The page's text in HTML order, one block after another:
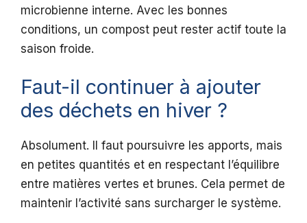
microbienne interne. Avec les bonnes
conditions, un compost peut rester actif toute la
saison froide.
Faut-il continuer à ajouter
des déchets en hiver ?
Absolument. Il faut poursuivre les apports, mais
en petites quantités et en respectant l’équilibre
entre matières vertes et brunes. Cela permet de
maintenir l’activité sans surcharger le système.